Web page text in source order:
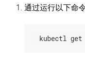
通过运行以下命
kubectl get